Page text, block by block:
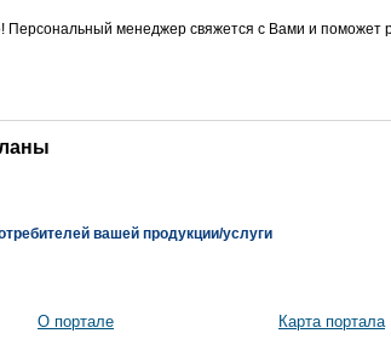
Персональный менеджер свяжется с Вами и поможет
вашей продукции/услуги
О портале Карта портала